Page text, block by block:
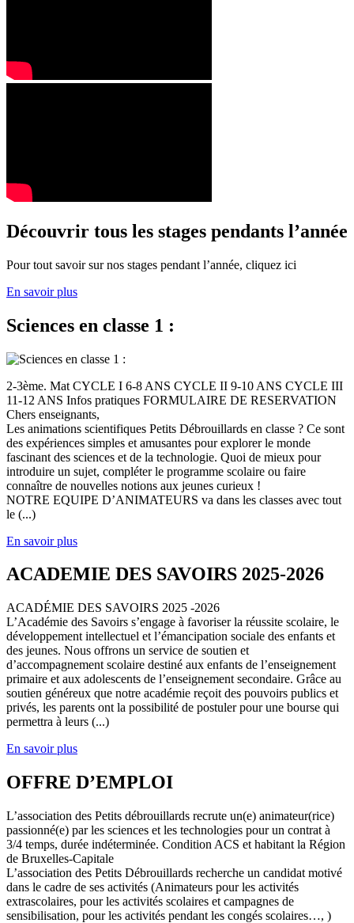
Découvrir tous les stages pendants l’année
Pour tout savoir sur nos stages pendant l’année, cliquez ici
En savoir plus
Sciences en classe 1 :
2-3ème. Mat CYCLE I 6-8 ANS CYCLE II 9-10 ANS CYCLE III
11-12 ANS Infos pratiques FORMULAIRE DE RESERVATION
Chers enseignants,
Les animations scientifiques Petits Débrouillards en classe ? Ce sont
des expériences simples et amusantes pour explorer le monde
fascinant des sciences et de la technologie. Quoi de mieux pour
introduire un sujet, compléter le programme scolaire ou faire
connaître de nouvelles notions aux jeunes curieux !
NOTRE EQUIPE D’ANIMATEURS va dans les classes avec tout
le (...)
En savoir plus
ACADEMIE DES SAVOIRS 2025-2026
ACADÉMIE DES SAVOIRS 2025 -2026
L’Académie des Savoirs s’engage à favoriser la réussite scolaire, le
développement intellectuel et l’émancipation sociale des enfants et
des jeunes. Nous offrons un service de soutien et
d’accompagnement scolaire destiné aux enfants de l’enseignement
primaire et aux adolescents de l’enseignement secondaire. Grâce au
soutien généreux que notre académie reçoit des pouvoirs publics et
privés, les parents ont la possibilité de postuler pour une bourse qui
permettra à leurs (...)
En savoir plus
OFFRE D’EMPLOI
L’association des Petits débrouillards recrute un(e) animateur(rice)
passionné(e) par les sciences et les technologies pour un contrat à
3/4 temps, durée indéterminée. Condition ACS et habitant la Région
de Bruxelles-Capitale
L’association des Petits Débrouillards recherche un candidat motivé
dans le cadre de ses activités (Animateurs pour les activités
extrascolaires, pour les activités scolaires et campagnes de
sensibilisation, pour les activités pendant les congés scolaires…, )